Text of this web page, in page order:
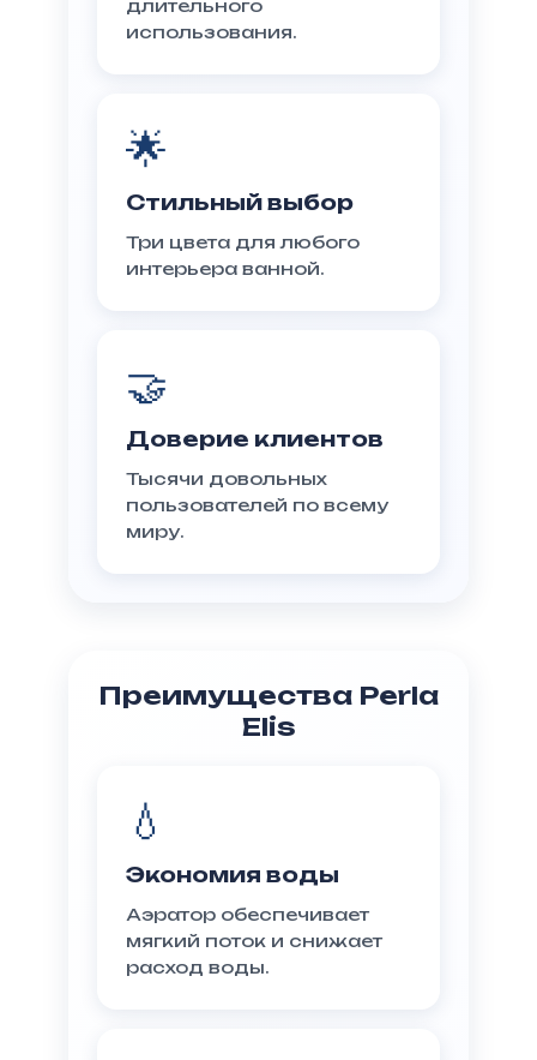
длительного
использования.
🌟
Стильный выбор
Три цвета для любого
интерьера ванной.
🤝
Доверие клиентов
Тысячи довольных
пользователей по всему
миру.
Преимущества Perla
Elis
💧
Экономия воды
Аэратор обеспечивает
мягкий поток и снижает
расход воды.